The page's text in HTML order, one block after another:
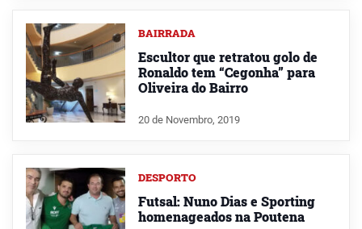
BAIRRADA
Escultor que retratou golo de
Ronaldo tem “Cegonha” para
Oliveira do Bairro
20 de Novembro, 2019
DESPORTO
Futsal: Nuno Dias e Sporting
homenageados na Poutena